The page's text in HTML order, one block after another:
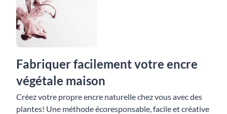
Fabriquer facilement votre encre
végétale maison
Créez votre propre encre naturelle chez vous avec des
plantes! Une méthode écoresponsable, facile et créative